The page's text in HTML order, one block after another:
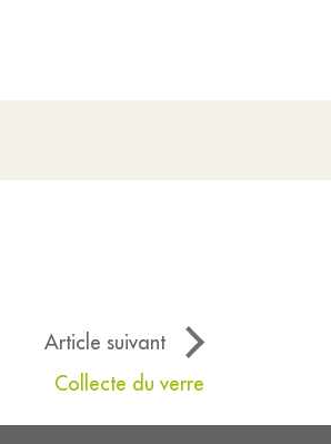
Article suivant
Collecte du verre